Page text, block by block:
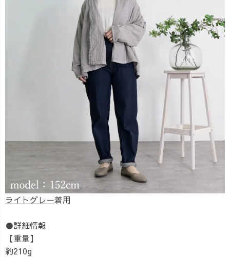
ライトグレー着用
●詳細情報
【重量】
約210g